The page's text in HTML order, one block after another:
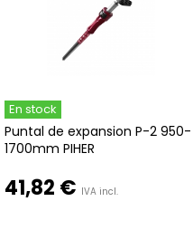
En stock
Puntal de expansion P-2 950-
1700mm PIHER
41,82 € IVA incl.